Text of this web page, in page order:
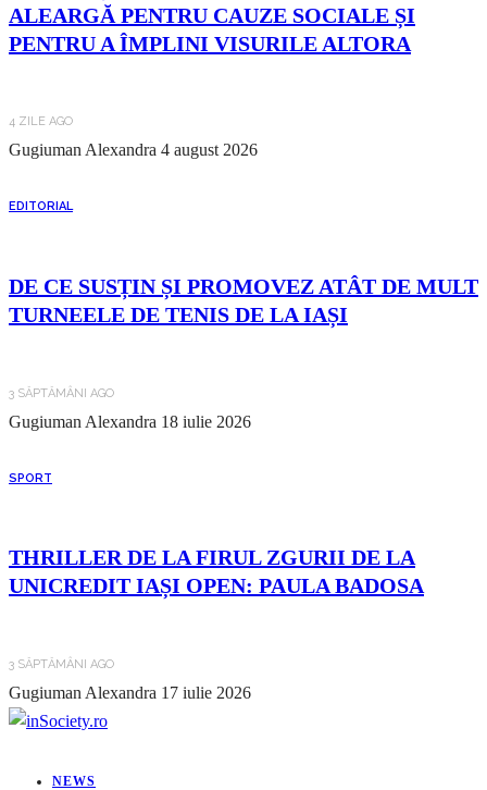
ALEARGĂ PENTRU CAUZE SOCIALE ȘI
PENTRU A ÎMPLINI VISURILE ALTORA
4 ZILE AGO
Gugiuman Alexandra 4 august 2026
EDITORIAL
DE CE SUSȚIN ȘI PROMOVEZ ATÂT DE MULT
TURNEELE DE TENIS DE LA IAȘI
3 SĂPTĂMÂNI AGO
Gugiuman Alexandra 18 iulie 2026
SPORT
THRILLER DE LA FIRUL ZGURII DE LA
UNICREDIT IAȘI OPEN: PAULA BADOSA
3 SĂPTĂMÂNI AGO
Gugiuman Alexandra 17 iulie 2026
NEWS